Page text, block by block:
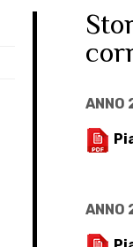
ANNO
ANNO